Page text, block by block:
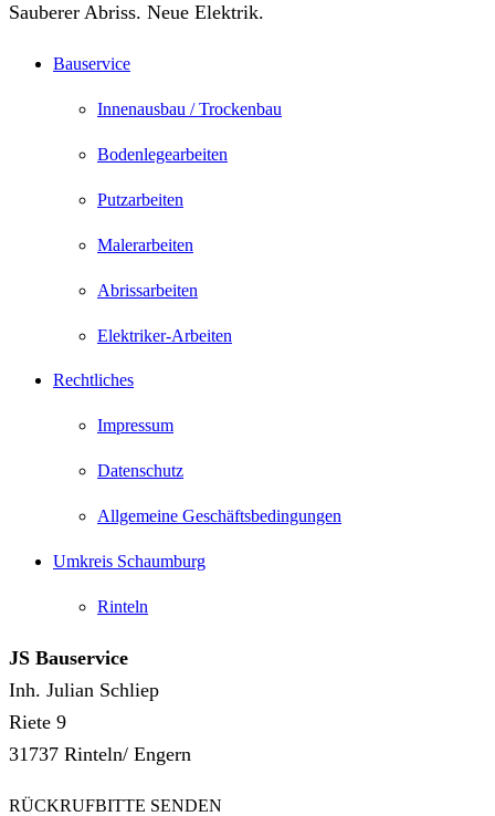
Sauberer Abriss. Neue Elektrik.
Bauservice
Innenausbau / Trockenbau
Bodenlegearbeiten
Putzarbeiten
Malerarbeiten
Abrissarbeiten
Elektriker-Arbeiten
Rechtliches
Impressum
Datenschutz
Allgemeine Geschäftsbedingungen
Umkreis Schaumburg
Rinteln
JS Bauservice
Inh. Julian Schliep
Riete 9
31737 Rinteln/ Engern
RÜCKRUFBITTE SENDEN